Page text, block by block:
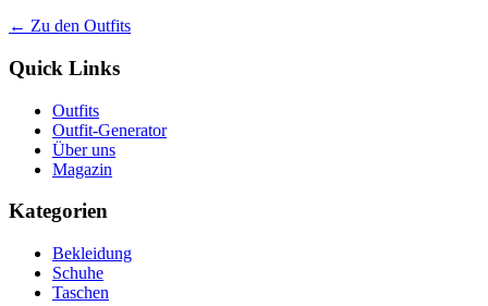
← Zu den Outfits
Quick Links
Outfits
Outfit-Generator
Über uns
Magazin
Kategorien
Bekleidung
Schuhe
Taschen